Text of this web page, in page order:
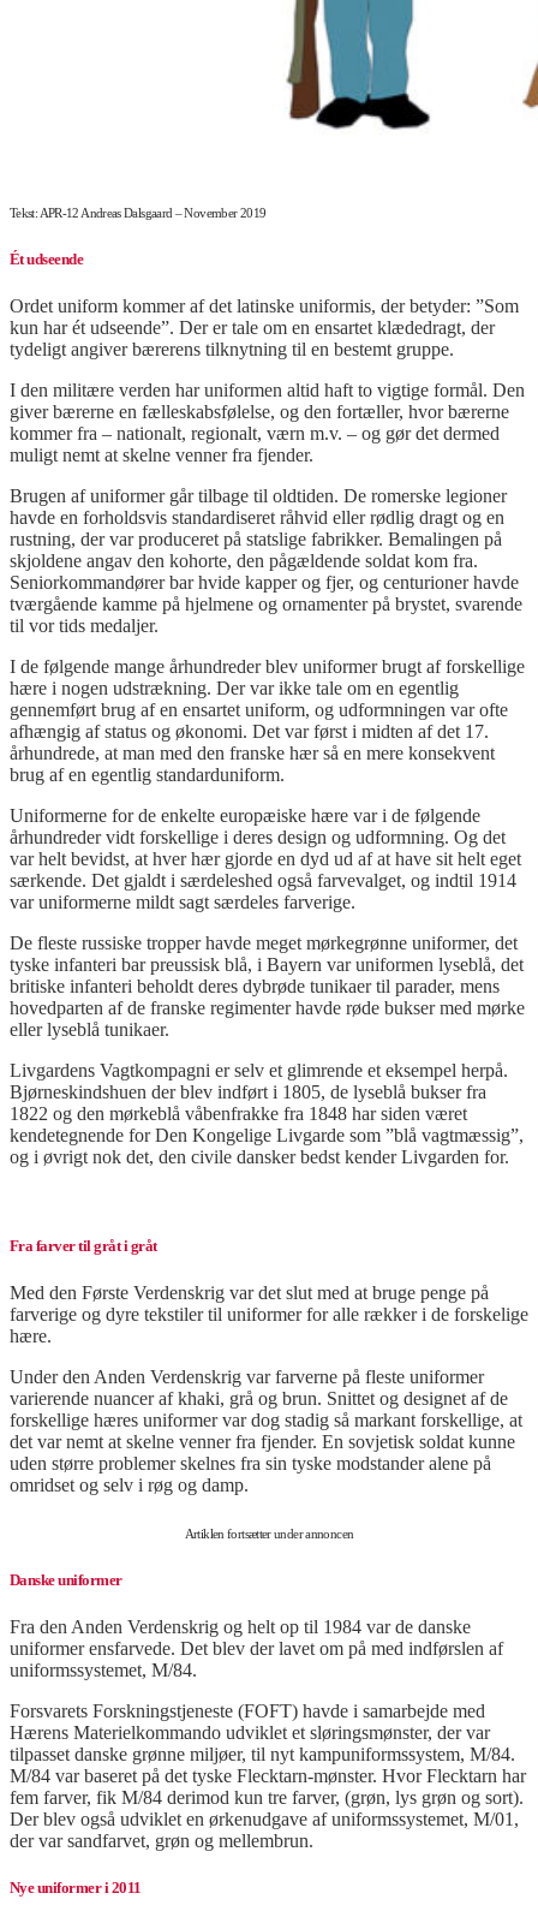
Tekst: APR-12 Andreas Dalsgaard – November 2019
Ét udseende
Ordet uniform kommer af det latinske uniformis, der betyder: ”Som
kun har ét udseende”. Der er tale om en ensartet klædedragt, der
tydeligt angiver bærerens tilknytning til en bestemt gruppe.
I den militære verden har uniformen altid haft to vigtige formål. Den
giver bærerne en fælleskabsfølelse, og den fortæller, hvor bærerne
kommer fra – nationalt, regionalt, værn m.v. – og gør det dermed
muligt nemt at skelne venner fra fjender.
Brugen af uniformer går tilbage til oldtiden. De romerske legioner
havde en forholdsvis standardiseret råhvid eller rødlig dragt og en
rustning, der var produceret på statslige fabrikker. Bemalingen på
skjoldene angav den kohorte, den pågældende soldat kom fra.
Seniorkommandører bar hvide kapper og fjer, og centurioner havde
tværgående kamme på hjelmene og ornamenter på brystet, svarende
til vor tids medaljer.
I de følgende mange århundreder blev uniformer brugt af forskellige
hære i nogen udstrækning. Der var ikke tale om en egentlig
gennemført brug af en ensartet uniform, og udformningen var ofte
afhængig af status og økonomi. Det var først i midten af det 17.
århundrede, at man med den franske hær så en mere konsekvent
brug af en egentlig standarduniform.
Uniformerne for de enkelte europæiske hære var i de følgende
århundreder vidt forskellige i deres design og udformning. Og det
var helt bevidst, at hver hær gjorde en dyd ud af at have sit helt eget
særkende. Det gjaldt i særdeleshed også farvevalget, og indtil 1914
var uniformerne mildt sagt særdeles farverige.
De fleste russiske tropper havde meget mørkegrønne uniformer, det
tyske infanteri bar preussisk blå, i Bayern var uniformen lyseblå, det
britiske infanteri beholdt deres dybrøde tunikaer til parader, mens
hovedparten af de franske regimenter havde røde bukser med mørke
eller lyseblå tunikaer.
Livgardens Vagtkompagni er selv et glimrende et eksempel herpå.
Bjørneskindshuen der blev indført i 1805, de lyseblå bukser fra
1822 og den mørkeblå våbenfrakke fra 1848 har siden været
kendetegnende for Den Kongelige Livgarde som ”blå vagtmæssig”,
og i øvrigt nok det, den civile dansker bedst kender Livgarden for.
Fra farver til gråt i gråt
Med den Første Verdenskrig var det slut med at bruge penge på
farverige og dyre tekstiler til uniformer for alle rækker i de forskelige
hære.
Under den Anden Verdenskrig var farverne på fleste uniformer
varierende nuancer af khaki, grå og brun. Snittet og designet af de
forskellige hæres uniformer var dog stadig så markant forskellige, at
det var nemt at skelne venner fra fjender. En sovjetisk soldat kunne
uden større problemer skelnes fra sin tyske modstander alene på
omridset og selv i røg og damp.
Artiklen fortsætter under annoncen
Danske uniformer
Fra den Anden Verdenskrig og helt op til 1984 var de danske
uniformer ensfarvede. Det blev der lavet om på med indførslen af
uniformssystemet, M/84.
Forsvarets Forskningstjeneste (FOFT) havde i samarbejde med
Hærens Materielkommando udviklet et sløringsmønster, der var
tilpasset danske grønne miljøer, til nyt kampuniformssystem, M/84.
M/84 var baseret på det tyske Flecktarn-mønster. Hvor Flecktarn har
fem farver, fik M/84 derimod kun tre farver, (grøn, lys grøn og sort).
Der blev også udviklet en ørkenudgave af uniformssystemet, M/01,
der var sandfarvet, grøn og mellembrun.
Nye uniformer i 2011